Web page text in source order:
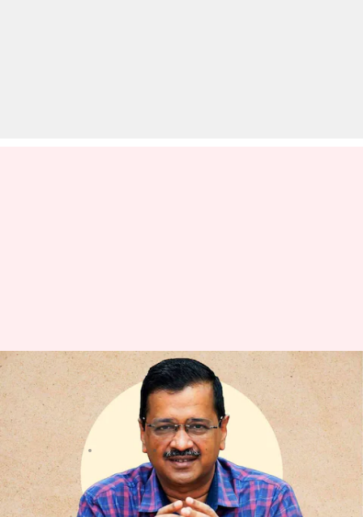
बिहार विधानसभा चुनाव लड़ेगी AAP,
अरविंद केजरीवाल बोले- किसी से
गठबंधन नहीं
लेखन आबिद खान Jul 03, 2025 01:18 pm
क्या है खबर?